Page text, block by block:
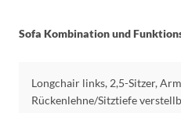
Sofa Kombination und
Longchair links, 2,5-Sitzer,
Rückenlehne/Sitztiefe